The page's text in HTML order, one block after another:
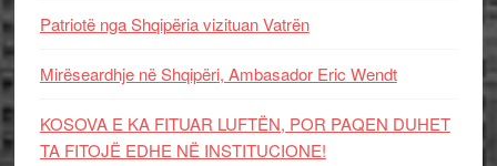
Patriotë nga Shqipëria vizituan Vatrën
Mirëseardhje në Shqipëri, Ambasador Eric Wendt
KOSOVA E KA FITUAR LUFTËN, POR PAQEN DUHET
TA FITOJË EDHE NË INSTITUCIONE!